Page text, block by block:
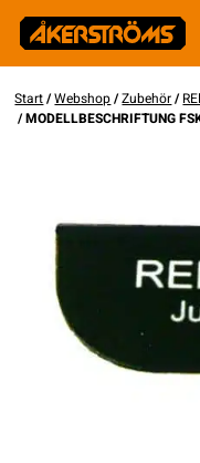
Start/Webshop/Zubehör/
/ MODELLBESCHRIFTUNG